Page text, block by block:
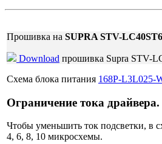
Прошивка на SUPRA STV-
Download прошивка Supra STV-
Схема блока питания 168P-L3L025-
Ограничение тока
Чтобы уменьшить ток подсветки, в
4, 6, 8, 10 микросхемы.